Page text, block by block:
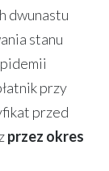
dwunastu
stanu
przy
przed
przez okres